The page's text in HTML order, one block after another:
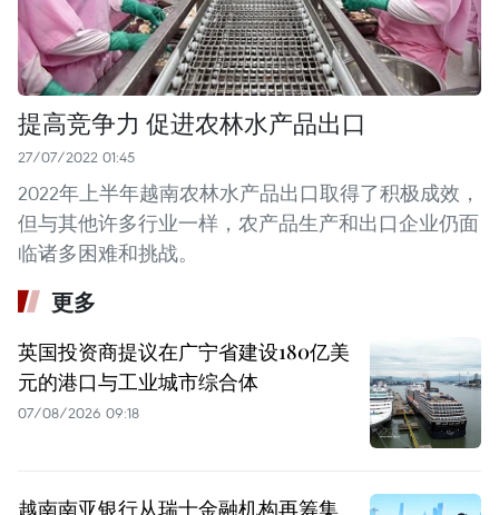
提高竞争力 促进农林水产品出口
27/07/2022 01:45
2022年上半年越南农林水产品出口取得了积极成效，
但与其他许多行业一样，农产品生产和出口企业仍面
临诸多困难和挑战。
更多
英国投资商提议在广宁省建设180亿美
元的港口与工业城市综合体
07/08/2026 09:18
越南南亚银行从瑞士金融机构再筹集